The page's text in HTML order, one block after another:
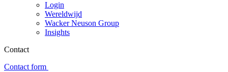
Login
Wereldwijd
Wacker Neuson Group
Insights
Contact
Contact form